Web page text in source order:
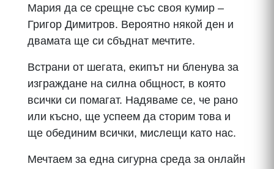
Мария да се срещне със своя кумир –
Григор Димитров. Вероятно някой ден и
двамата ще си сбъднат мечтите.
Встрани от шегата, екипът ни бленува за
изграждане на силна общност, в която
всички си помагат. Надяваме се, че рано
или късно, ще успеем да сторим това и
ще обединим всички, мислещи като нас.
Мечтаем за една сигурна среда за онлайн